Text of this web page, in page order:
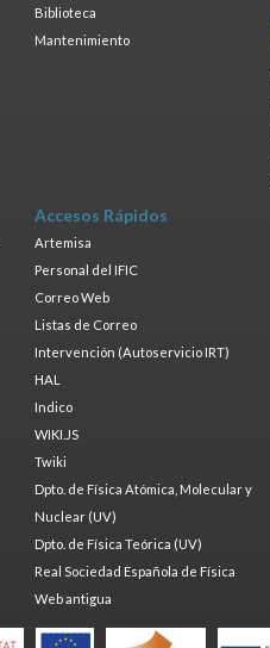
Biblioteca
Mantenimiento
Accesos Rápidos
Artemisa
Personal del IFIC
Correo Web
Listas de Correo
Intervención (Autoservicio IRT)
HAL
Indico
WIKI.JS
Twiki
Dpto. de Física Atómica, Molecular y
Nuclear (UV)
Dpto. de Física Teórica (UV)
Real Sociedad Española de Física
Web antigua